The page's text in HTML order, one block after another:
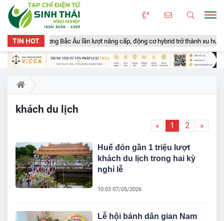
TIN HOT
cá viễn dương Bắc Âu lần lượt nâng cấp, động cơ hybrid trở thành xu hướng
khách du lịch
« 1 2 »
Huế đón gần 1 triệu lượt
khách du lịch trong hai kỳ
nghỉ lễ
10:03 07/05/2026
Lễ hội bánh dân gian Nam